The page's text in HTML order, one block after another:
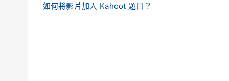
如何將影片加入 Kahoot 題目？